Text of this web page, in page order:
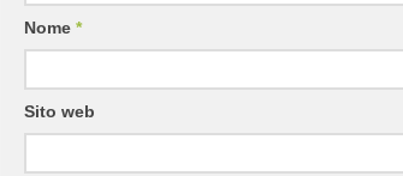
Nome *
Sito web